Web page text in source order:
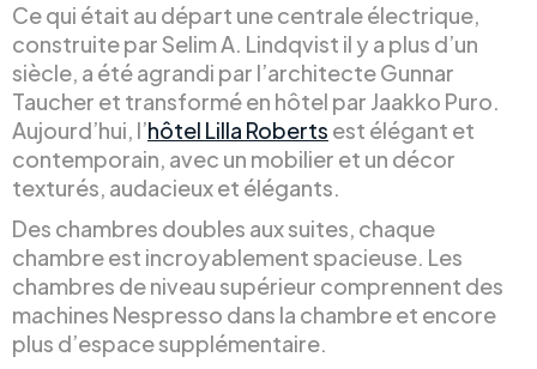
Ce qui était au départ une centrale électrique,
construite par Selim A. Lindqvist il y a plus d’un
siècle, a été agrandi par l’architecte Gunnar
Taucher et transformé en hôtel par Jaakko Puro.
Aujourd’hui, l’hôtel Lilla Roberts est élégant et
contemporain, avec un mobilier et un décor
texturés, audacieux et élégants.
Des chambres doubles aux suites, chaque
chambre est incroyablement spacieuse. Les
chambres de niveau supérieur comprennent des
machines Nespresso dans la chambre et encore
plus d’espace supplémentaire.